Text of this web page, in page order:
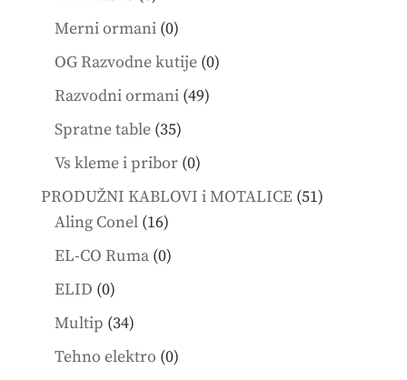
products
Merni ormani 00
products
OG Razvodne kutije 00
Razvodni ormani 4949
Spratne table 3535
products
Vs kleme i pribor 00
products
PRODUŽNI KABLOVI i MOTALICE 5151
Aling Conel 1616
products
EL-CO Ruma 00
ELID 00
products
Multip 3434
products
Tehno elektro 00